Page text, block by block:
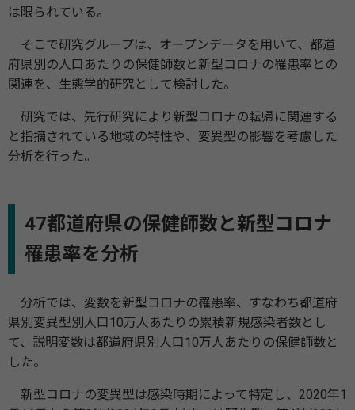
は限られている。
そこで研究グループは、オープンデータを用いて、都道
府県別の人口あたりの保健師数と新型コロナの罹患率との
関連を、生態学的研究として検討した。
研究では、先行研究により新型コロナの転帰に関連する
と指摘されている地域の特性や、変異型の影響を考慮した
分析を行った。
47都道府県の保健師数と新型コロナ
罹患率を分析
分析では、変数を新型コロナの罹患率、すなわち都道府
県別変異型別人口10万人あたりの累積新規感染者数とし
て、説明変数は都道府県別人口10万人あたりの保健師数と
した。
新型コロナの変異型は感染時期によって特定し、2020年1